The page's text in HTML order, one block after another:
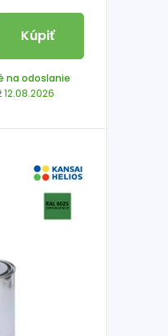
Kúpiť
na odoslanie
12.08.2026